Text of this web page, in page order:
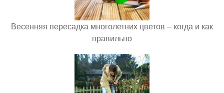
Весенняя пересадка многолетних цветов – когда и как
правильно